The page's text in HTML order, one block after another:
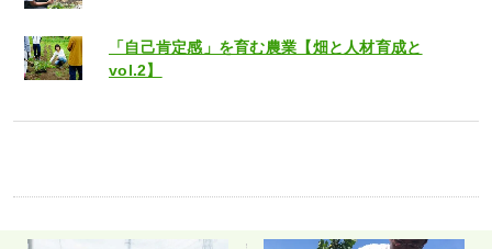
「自己肯定感」を育む農業【畑と人材育成と
vol.2】